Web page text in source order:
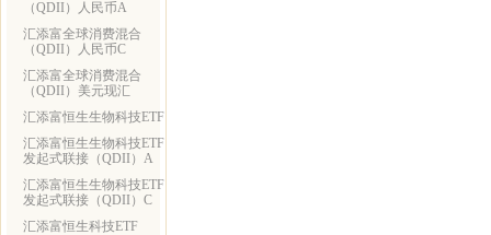
（QDII）人民币A
汇添富全球消费混合
（QDII）人民币C
汇添富全球消费混合
（QDII）美元现汇
汇添富恒生生物科技ETF
汇添富恒生生物科技ETF
发起式联接（QDII）A
汇添富恒生生物科技ETF
发起式联接（QDII）C
汇添富恒生科技ETF